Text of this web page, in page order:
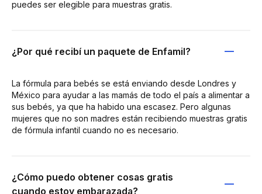
puedes ser elegible para muestras gratis.
¿Por qué recibí un paquete de Enfamil?
La fórmula para bebés se está enviando desde Londres y
México para ayudar a las mamás de todo el país a alimentar a
sus bebés, ya que ha habido una escasez. Pero algunas
mujeres que no son madres están recibiendo muestras gratis
de fórmula infantil cuando no es necesario.
¿Cómo puedo obtener cosas gratis
cuando estoy embarazada?